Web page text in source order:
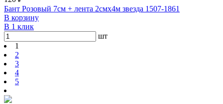
Бант Розовый 7см + лента 2смх4м звезда 1507-1861
В корзину
В 1 клик
шт
1
2
3
4
5